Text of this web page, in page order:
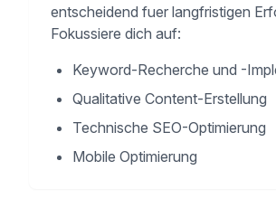
entscheidend fuer langfristigen
Fokussiere dich auf:
Keyword-Recherche und -
Qualitative Content-Erstellung
Technische SEO-Optimierung
Mobile Optimierung